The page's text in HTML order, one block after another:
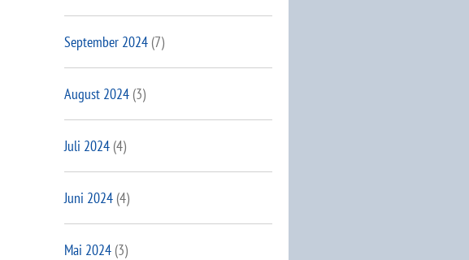
September 2024(7)
August 2024(3)
Juli 2024(4)
Juni 2024(4)
Mai 2024(3)